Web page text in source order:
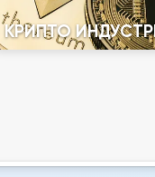
КРИПТО